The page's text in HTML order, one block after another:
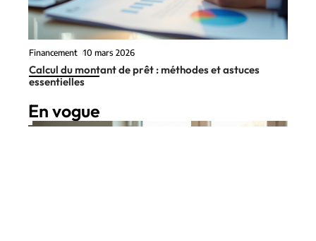
Financement 10 mars 2026
Calcul du montant de prêt : méthodes et astuces
essentielles
En vogue